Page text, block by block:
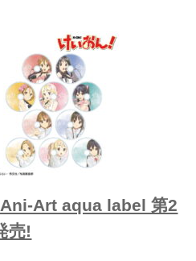
Art aqua label 第2
売!